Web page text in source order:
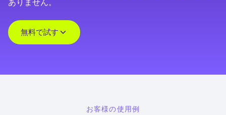
ありません。
無料で試す
お客様の使用例